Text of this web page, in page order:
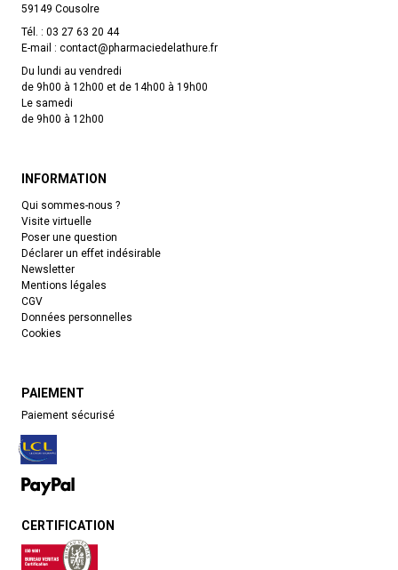
59149 Cousolre
Tél. : 03 27 63 20 44
E-mail : contact@pharmaciedelathure.fr
Du lundi au vendredi
de 9h00 à 12h00 et de 14h00 à 19h00
Le samedi
de 9h00 à 12h00
INFORMATION
Qui sommes-nous ?
Visite virtuelle
Poser une question
Déclarer un effet indésirable
Newsletter
Mentions légales
CGV
Données personnelles
Cookies
PAIEMENT
Paiement sécurisé
CERTIFICATION